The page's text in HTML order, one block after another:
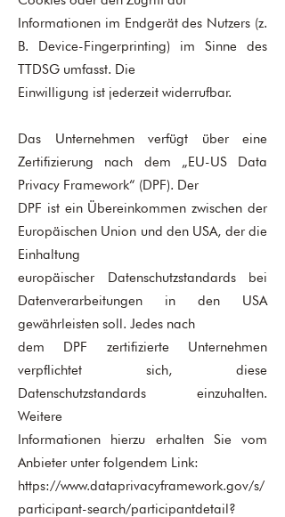
Informationen im Endgerät des Nutzers (z.
B. Device-Fingerprinting) im Sinne des
TTDSG umfasst. Die
Einwilligung ist jederzeit widerrufbar.
Das Unternehmen verfügt über eine
Zertifizierung nach dem „EU-US Data
Privacy Framework“ (DPF). Der
DPF ist ein Übereinkommen zwischen der
Europäischen Union und den USA, der die
Einhaltung
europäischer Datenschutzstandards bei
Datenverarbeitungen in den USA
gewährleisten soll. Jedes nach
dem DPF zertifizierte Unternehmen
verpflichtet sich, diese
Datenschutzstandards einzuhalten.
Weitere
Informationen hierzu erhalten Sie vom
Anbieter unter folgendem Link:
https://www.dataprivacyframework.gov/s/
participant-search/participantdetail?